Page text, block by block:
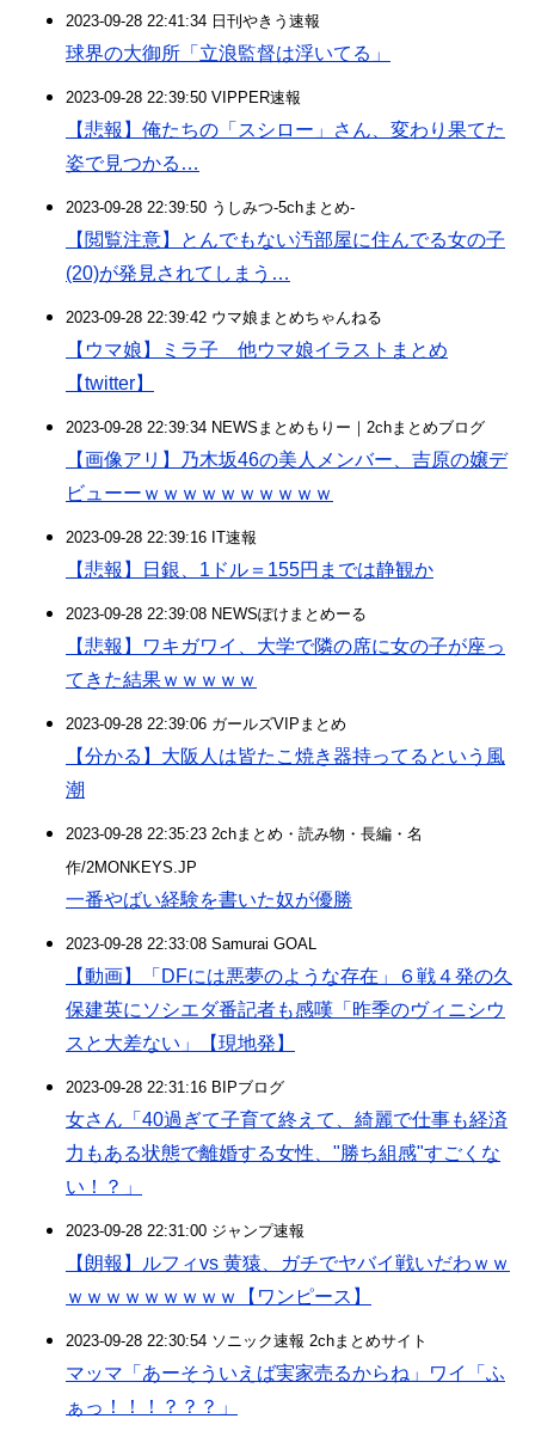
2023-09-28 22:41:34 日刊やきう速報
球界の大御所「立浪監督は浮いてる」
2023-09-28 22:39:50 VIPPER速報
【悲報】俺たちの「スシロー」さん、変わり果てた
姿で見つかる…
2023-09-28 22:39:50 うしみつ-5chまとめ-
【閲覧注意】とんでもない汚部屋に住んでる女の子
(20)が発見されてしまう…
2023-09-28 22:39:42 ウマ娘まとめちゃんねる
【ウマ娘】ミラ子 他ウマ娘イラストまとめ
【twitter】
2023-09-28 22:39:34 NEWSまとめもりー｜2chまとめブログ
【画像アリ】乃木坂46の美人メンバー、吉原の嬢デ
ビューーｗｗｗｗｗｗｗｗｗｗ
2023-09-28 22:39:16 IT速報
【悲報】日銀、1ドル＝155円までは静観か
2023-09-28 22:39:08 NEWSぽけまとめーる
【悲報】ワキガワイ、大学で隣の席に女の子が座っ
てきた結果ｗｗｗｗｗ
2023-09-28 22:39:06 ガールズVIPまとめ
【分かる】大阪人は皆たこ焼き器持ってるという風
潮
2023-09-28 22:35:23 2chまとめ・読み物・長編・名
作/2MONKEYS.JP
一番やばい経験を書いた奴が優勝
2023-09-28 22:33:08 Samurai GOAL
【動画】「DFには悪夢のような存在」６戦４発の久
保建英にソシエダ番記者も感嘆「昨季のヴィニシウ
スと大差ない」【現地発】
2023-09-28 22:31:16 BIPブログ
女さん「40過ぎて子育て終えて、綺麗で仕事も経済
力もある状態で離婚する女性、"勝ち組感"すごくな
い！？」
2023-09-28 22:31:00 ジャンプ速報
【朗報】ルフィvs 黄猿、ガチでヤバイ戦いだわｗｗ
ｗｗｗｗｗｗｗｗｗ【ワンピース】
2023-09-28 22:30:54 ソニック速報 2chまとめサイト
マッマ「あーそういえば実家売るからね」ワイ「ふ
ぁっ！！！？？？」